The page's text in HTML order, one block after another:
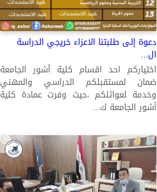
دعوة إلى طلبتنا الاعزاء خريجي الدراسة
ال...
اختياركم احد اقسام كلية آشور الجامعة
ضمان لمستقبلكم الدراسي والمهني
وخدمة لعوائلكم ،حيث وفرت عمادة كلية
أشور الجامعة ك...